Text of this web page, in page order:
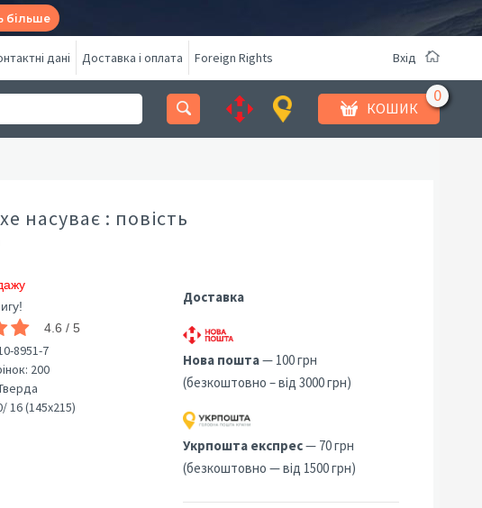
більше
дані Доставка і оплата Foreign Rights Вхід
КОШИК
насуває : повість
4.6 / 5
8951-7
200
16 (145х215)
Доставка
Нова пошта— 100 грн
(безкоштовно – від 3000 грн)
Укрпошта експрес— 70 грн
(безкоштовно — від 1500 грн)